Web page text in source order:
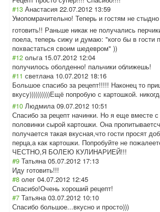
#13 Анастасия 22.07.2012 13:59
Умопомрачительно! Теперь и гостям не
готовить!! Раньше никак не получались
поела, теперь сижу и думаю: "кого бы в гости
похвастаться своим шедевром" ))
#12 ольга 15.07.2012 12:04
получилось оболденно! пальчики оближешь!
#11 светлана 10.07.2012 18:16
Большое спасибо за рецепт!!!!! Наконец то
вкусу))))))))))Ещё попробую с картошкой.
#10 Людмила 09.07.2012 10:51
Спасибо за рецепт начинки. Но я еще вместе
половинки сырой картошки. Она
получается такая вкусная,что гости просят
перца,а как картошки. Попробуйте не
ЧЕСТНО,Я БОЛЕЮ КУЛИНАРИЕЙ!!!
#9 Татьяна 05.07.2012 17:13
Иду готовить!!!
#8 олег 04.07.2012 12:45
Спасибо!Очень хороший рецепт!
#7 Татьяна 03.07.2012 10:10
Спасибо большое...вкусно и просто)))